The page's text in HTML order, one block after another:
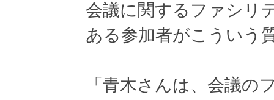
会議に関するファシリ
ある参加者がこういう
「青木さんは、会議の